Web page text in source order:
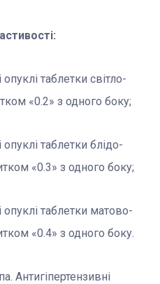
таблетки світло-
«0.2» з одного боку;
таблетки блідо-
«0.3» з одного боку;
таблетки матово-
«0.4» з одного боку.
Антигіпертензивні